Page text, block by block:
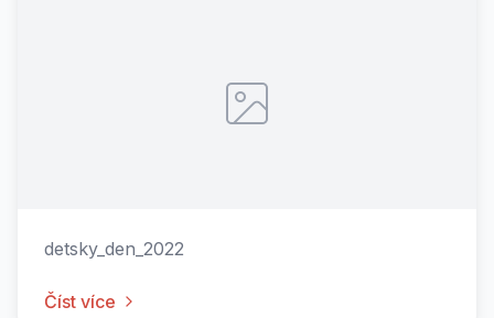
detsky_den_2022
Číst více